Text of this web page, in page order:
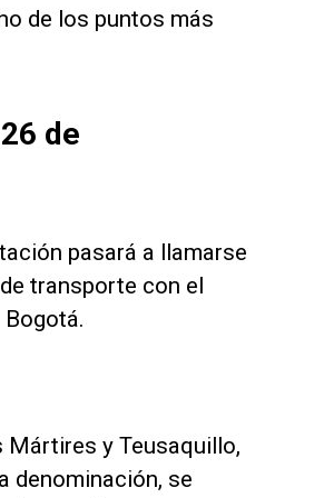
de los puntos más
de
pasará a llamarse
transporte con el
Mártires y Teusaquillo,
denominación, se